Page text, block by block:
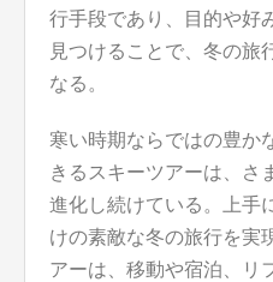
行手段であり、目的や好
見つけることで、冬の旅
なる。
寒い時期ならではの豊か
きるスキーツアーは、さ
進化し続けている。上手
けの素敵な冬の旅行を実
アーは、移動や宿泊、リ